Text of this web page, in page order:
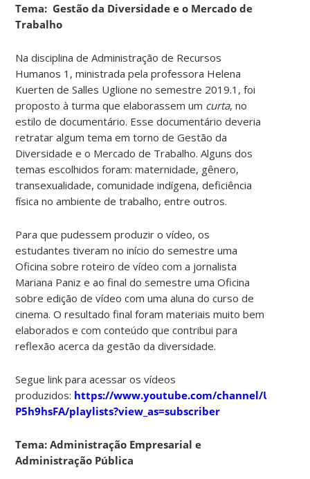
Tema: Gestão da Diversidade e o Mercado de
Trabalho
Na disciplina de Administração de Recursos
Humanos 1, ministrada pela professora Helena
Kuerten de Salles Uglione no semestre 2019.1, foi
proposto à turma que elaborassem um curta, no
estilo de documentário. Esse documentário deveria
retratar algum tema em torno de Gestão da
Diversidade e o Mercado de Trabalho. Alguns dos
temas escolhidos foram: maternidade, gênero,
transexualidade, comunidade indígena, deficiência
física no ambiente de trabalho, entre outros.
Para que pudessem produzir o vídeo, os
estudantes tiveram no início do semestre uma
Oficina sobre roteiro de vídeo com a jornalista
Mariana Paniz e ao final do semestre uma Oficina
sobre edição de vídeo com uma aluna do curso de
cinema. O resultado final foram materiais muito bem
elaborados e com conteúdo que contribui para
reflexão acerca da gestão da diversidade.
Segue link para acessar os vídeos
produzidos: https://www.youtube.com/channel/
P5h9hsFA/playlists?view_as=subscriber
Tema: Administração Empresarial e
Administração Pública